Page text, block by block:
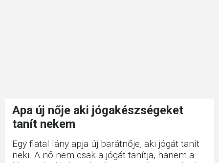
Apa új nője aki jógakészségeket
tanít nekem
Egy fiatal lány apja új barátnője, aki jógát tanít
neki. A nő nem csak a jógát tanítja, hanem a